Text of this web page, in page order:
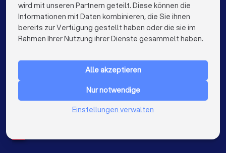
Sicherheitstechniker in München
Sicherheitstechniker in Köln
Sicherheitstechniker in Stuttgart
Sicherheitstechniker in Düsseldorf
Sicherheitstechniker in Dortmund
FÜR PRIVATPERSONEN
Niederlande
wird mit unseren Partnern geteilt. Diese können die
Informationen mit Daten kombinieren, die Sie ihnen
bereits zur Verfügung gestellt haben oder die sie im
Rahmen Ihrer Nutzung ihrer Dienste gesammelt haben.
Alle akzeptieren
Nur notwendige
Einstellungen verwalten